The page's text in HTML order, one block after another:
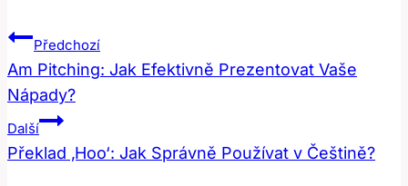
Navigace
Pro
Příspěvek
Předchozí
Am Pitching: Jak Efektivně Prezentovat Vaše
Nápady?
Další
Překlad ‚Hoo‘: Jak Správně Používat v Češtině?